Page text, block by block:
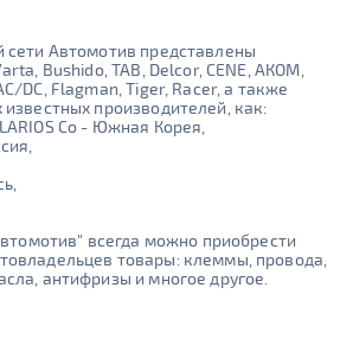
сети Автомотив представлены
Bushido, TAB, Delcor, CENE, АКОМ,
DC, Flagman, Tiger, Racer, а также
производителей, как:
Co - Южная Корея,
всегда можно приобрести
товары: клеммы, провода,
антифризы и многое другое.